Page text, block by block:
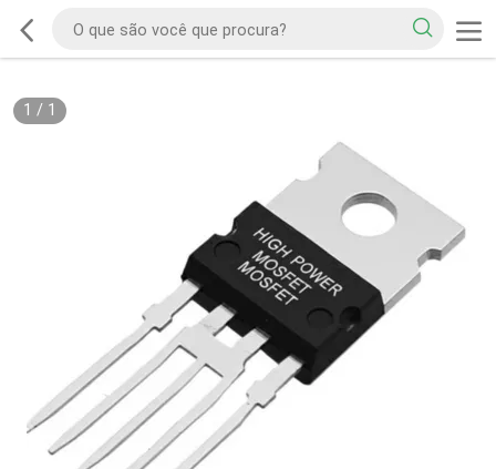
1 / 1